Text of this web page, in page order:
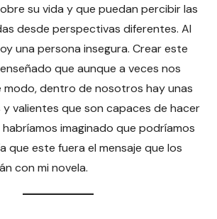
su vida y que puedan percibir las
desde perspectivas diferentes. Al
una persona insegura. Crear este
que aunque a veces nos
modo, dentro de nosotros hay unas
valientes que son capaces de hacer
imaginado que podríamos
que este fuera el mensaje que los
con mi novela.